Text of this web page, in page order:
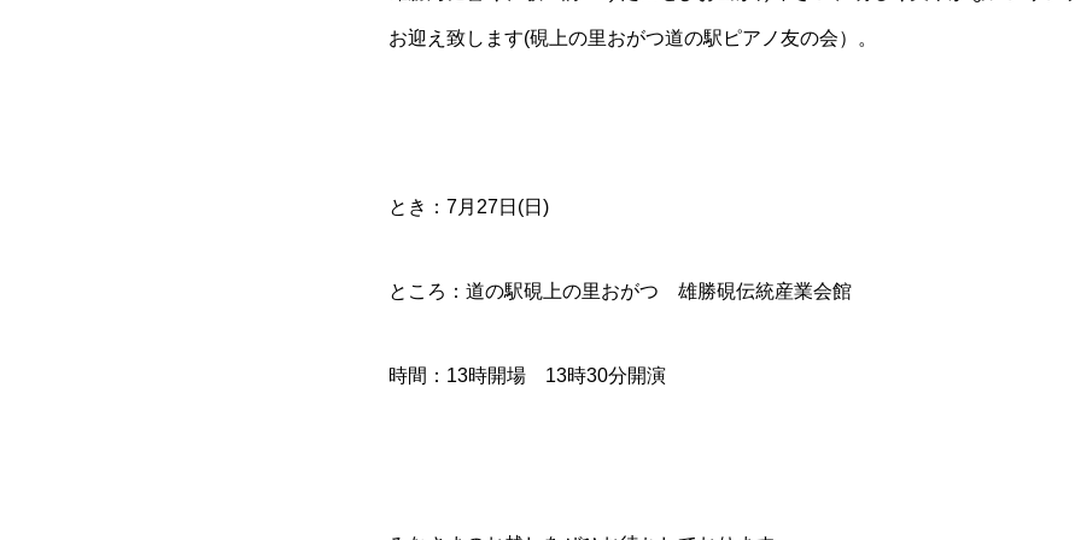
お迎え致します(硯上の里おがつ道の駅ピアノ友の会）。
とき：7月27日(日)
ところ：道の駅硯上の里おがつ 雄勝硯伝統産業会館
時間：13時開場 13時30分開演